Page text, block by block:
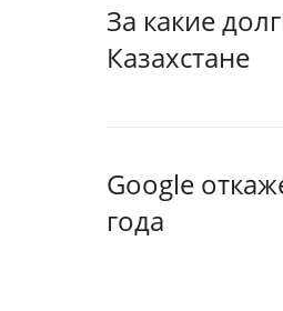
За какие
Казахстане
Google
года